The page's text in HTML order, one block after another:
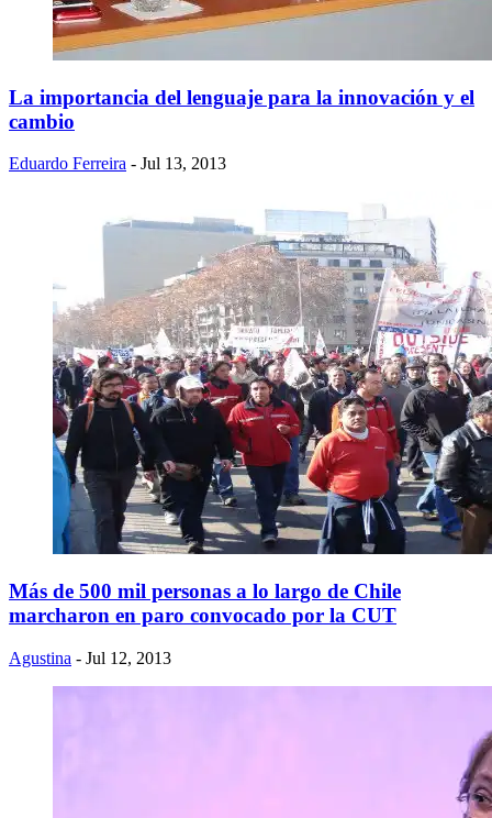
La importancia del lenguaje para la innovación y el
cambio
Eduardo Ferreira - Jul 13, 2013
Más de 500 mil personas a lo largo de Chile
marcharon en paro convocado por la CUT
Agustina - Jul 12, 2013